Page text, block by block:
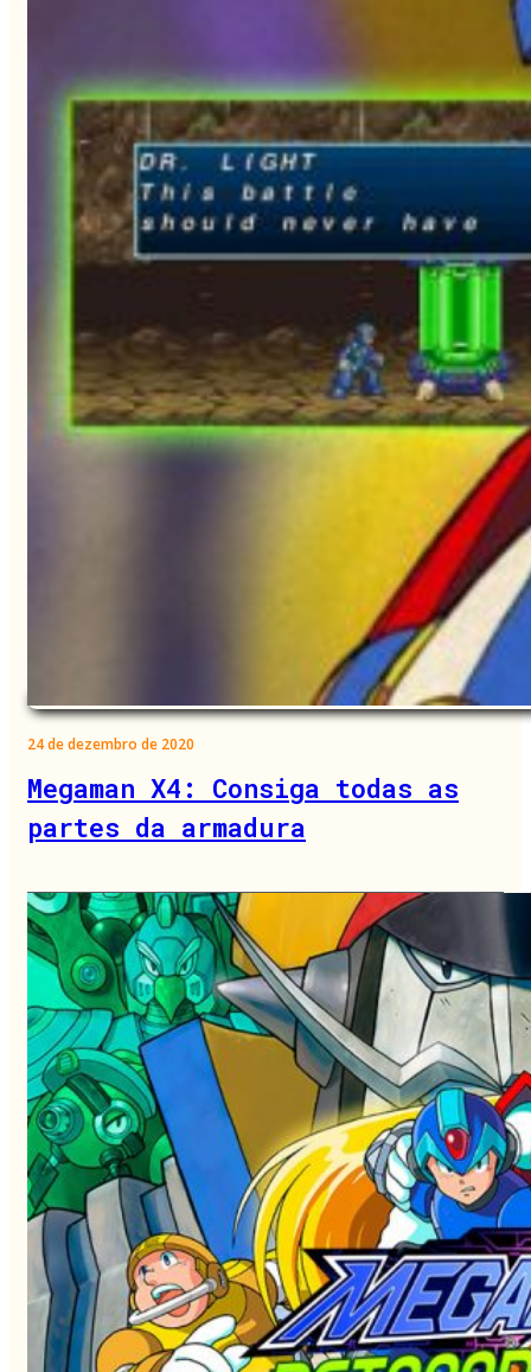
24 de dezembro de 2020
Megaman X4: Consiga todas as
partes da armadura